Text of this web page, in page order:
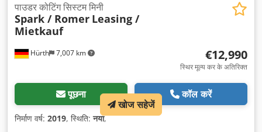
Hürth 7,007 km
पाउडर कोटिंग सिस्टम मिनी
Spark / Romer Leasing /
Mietkauf
€12,990
स्थिर मूल्य कर के अतिरिक्त
पूछना कॉल करें
निर्माण वर्ष: 2019, स्थिति:नया,
खोज सहेजें